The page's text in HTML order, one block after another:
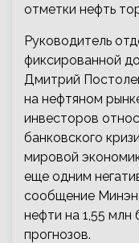
отметки нефть
Руководитель
фиксированной
Дмитрий
на нефтяном
инвесторов
банковского
мировой
еще одним
сообщение
нефти на 1,55 млн
прогнозов.